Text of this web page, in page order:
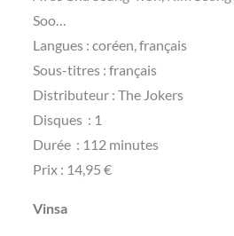
Soo…
Langues‏ : coréen, français
Sous-titres : français
Distributeur : The Jokers
Disques ‏ : ‎1
Durée ‏ : ‎112 minutes
Prix : 14,95 €
Vinsa